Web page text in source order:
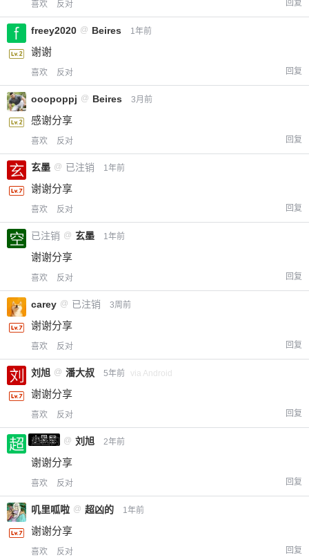
喜欢 反对 回复
freey2020 @ Beires 1年前
谢谢
喜欢 反对 回复
ooopoppj @ Beires 3月前
感谢分享
喜欢 反对 回复
玄墨 @ 已注销 1年前
谢谢分享
喜欢 反对 回复
已注销 @ 玄墨 1年前
谢谢分享
喜欢 反对 回复
carey @ 已注销 3周前
谢谢分享
喜欢 反对 回复
刘旭 @ 潘大叔 5年前 via Android
谢谢分享
喜欢 反对 回复
小黑屋
超凶的 @ 刘旭 2年前
谢谢分享
喜欢 反对 回复
叽里呱啦 @ 超凶的 1年前
谢谢分享
喜欢 反对 回复